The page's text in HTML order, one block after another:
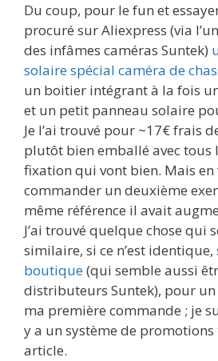
Du coup, pour le fun et
procuré sur Aliexpress (via
des infâmes caméras Suntek)
solaire spécial caméra de
un boitier intégrant à la fois
et un petit panneau solaire
Je l’ai trouvé pour ~17€ frais
plutôt bien emballé avec tous
fixation qui vont bien. Mais
commander un deuxième
même référence il avait
J’ai trouvé quelque chose qui
similaire, si ce n’est identique,
boutique(qui semble aussi
distributeurs Suntek), pour
ma première commande ; je
y a un système de
article.